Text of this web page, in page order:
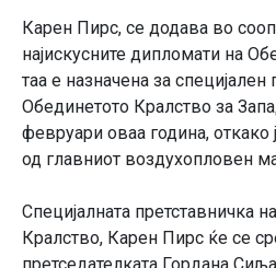
Карен Пирс, се додава во
најискусните дипломати на
таа е назначена за специјален
Обединетото Кралство за
февруари оваа година, откако
од главниот воздухопловен
Специјалната претставничка
Кралство, Карен Пирс ќе се